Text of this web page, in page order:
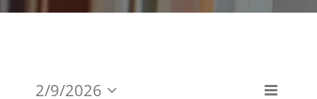
Day
2/9/2026